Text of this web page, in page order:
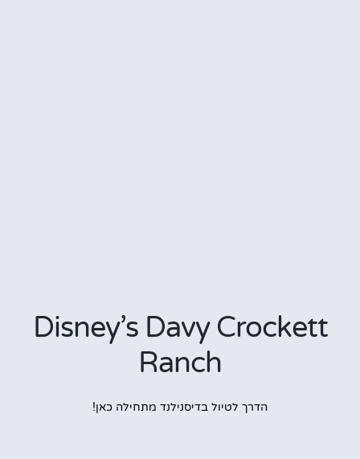
Disney’s Davy Crockett
Ranch
הדרך לטיול בדיסנילנד מתחילה כאן!